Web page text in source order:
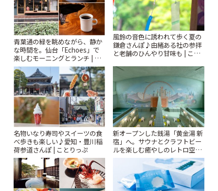
青葉通の緑を眺めながら、静か
な時間を。仙台「Echoes」で
楽しむモーニングとランチ | こ
とりっぷ
風鈴の音色に誘われて歩く夏の
鎌倉さんぽ♪由緒ある社の参拝
と老舗のひんやり甘味も | こと
名物いなり寿司やスイーツの食
べ歩きも楽しい♪愛知・豊川稲
荷参道さんぽ | ことりっぷ
新オープンした銭湯「黄金湯 新
宿」へ。サウナとクラフトビー
ルを楽しむ癒やしのレトロ空間
| ことりっぷ